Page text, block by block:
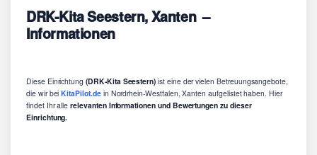
DRK-Kita Seestern, Xanten –
Informationen
Diese Einrichtung (DRK-Kita Seestern) ist eine der vielen Betreuungsangebote,
die wir beiKitaPilot.dein Nordrhein-Westfalen, Xanten aufgelistet haben. Hier
findet Ihr alle relevanten Informationen und Bewertungen zu dieser
Einrichtung.